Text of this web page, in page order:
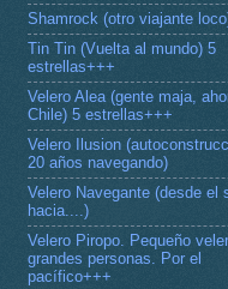
Shamrock (otro viajante
Tin Tin (Vuelta al mundo) 5
estrellas+++
Velero Alea (gente maja,
Chile) 5 estrellas+++
Velero Ilusion
20 años navegando)
Velero Navegante (desde el
hacia....)
Velero Piropo. Pequeño
grandes personas. Por el
pacífico+++